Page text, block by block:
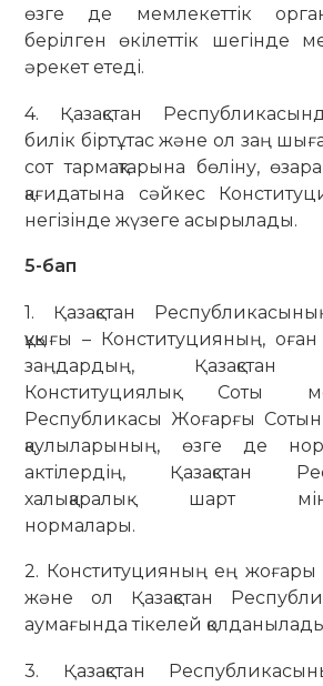
өзге де мемлекеттік
берілген өкілеттік шегінде
әрекет етеді.
4. Қазақстан
билік біртұтас және ол заң
сот тармақтарына бөліну,
қағидатына сәйкес
негізінде жүзеге асырылады.
5-бап
1. Қазақстан
құқығы – Конституцияның,
заңдардың, Қазақстан
Конституциялық Соты
Республикасы Жоғарғы
қаулыларының, өзге де
актілердің, Қазақстан
халықаралық шарт
нормалары.
2. Конституцияның ең жоғары
және ол Қазақстан
аумағында тікелей
3. Қазақстан